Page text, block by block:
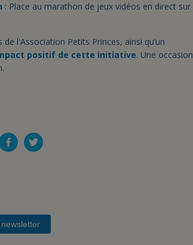
: Place au marathon de jeux vidéos en direct sur
l'Association Petits Princes, ainsi qu’un
positif de cette initiative. Une occasion